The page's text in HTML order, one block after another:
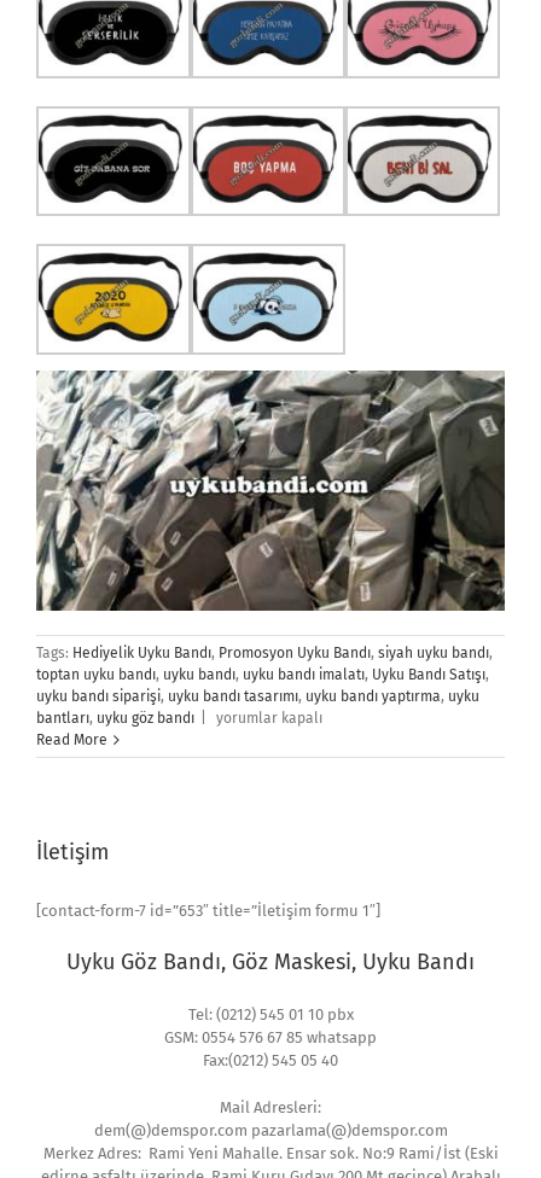
Tags: Hediyelik Uyku Bandı, Promosyon Uyku Bandı, siyah uyku bandı,
toptan uyku bandı, uyku bandı, uyku bandı imalatı, Uyku Bandı Satışı,
uyku bandı siparişi, uyku bandı tasarımı, uyku bandı yaptırma, uyku
bantları, uyku göz bandı
Uyku
için
yorumlar kapalı
Read More
İletişim
[contact-form-7 id=”653″ title=”İletişim formu 1″]
Uyku Göz Bandı, Göz Maskesi, Uyku Bandı
Tel: (0212) 545 01 10 pbx
GSM: 0554 576 67 85 whatsapp
Fax:(0212) 545 05 40
Mail Adresleri:
dem(@)demspor.com pazarlama(@)demspor.com
Merkez Adres: Rami Yeni Mahalle. Ensar sok. No:9 Rami/İst (Eski